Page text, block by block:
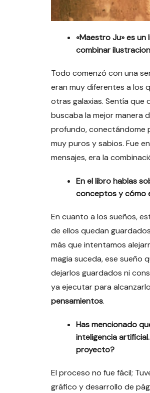
«Maestro Ju» es
combinar
Todo comenzó con una
eran muy diferentes a los
otras galaxias. Sentía que
buscaba la mejor manera
profundo, conectándome
muy puros y sabios. Fue
mensajes, era la
En el libro hablas
conceptos y cómo
En cuanto a los sueños,
de ellos quedan
más que intentamos
magia suceda, ese sueño
dejarlos guardados ni
ya ejecutar para
pensamientos.
Has mencionado
inteligencia
proyecto?
El proceso no fue fácil;
gráfico y desarrollo de